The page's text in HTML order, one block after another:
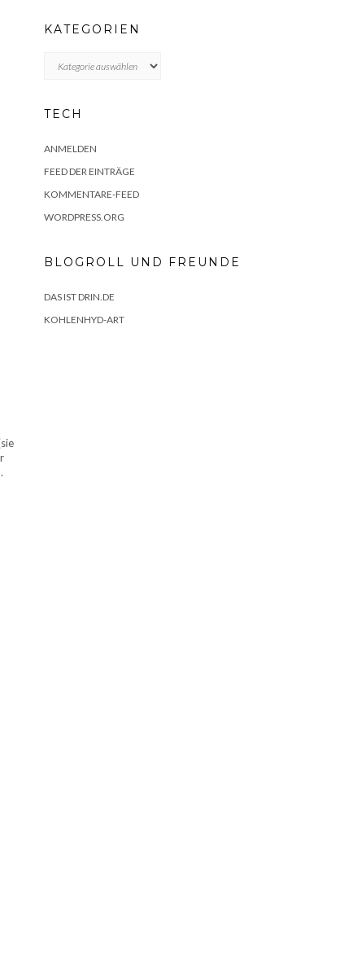
KATEGORIEN
TECH
ANMELDEN
FEED DER EINTRÄGE
KOMMENTARE-FEED
WORDPRESS.ORG
BLOGROLL UND FREUNDE
DAS IST DRIN.DE
KOHLENHYD-ART